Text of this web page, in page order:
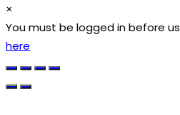
×
You must be logged in before
here